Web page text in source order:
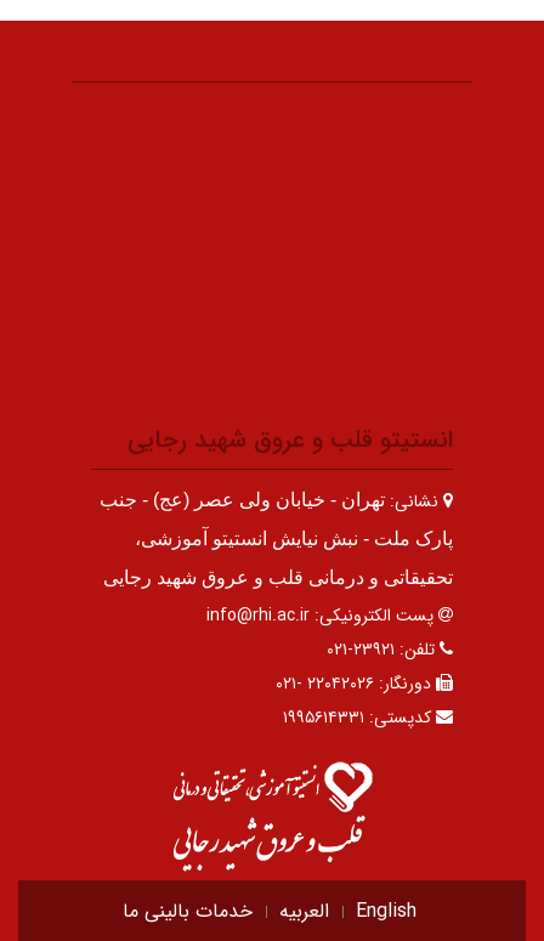
انستیتو قلب و عروق شهید رجایی
نشانی: تهران - خیابان ولی عصر (عج) - جنب
پارک ملت - نبش نیایش انستیتو آموزشی،
تحقیقاتی و درمانی قلب و عروق شهید رجایی
پست الکترونیکی: info@rhi.ac.ir
تلفن: ۲۳۹۲۱-۰۲۱
دورنگار: ۲۲۰۴۲۰۲۶ -۰۲۱
کدپستی: ۱۹۹۵۶۱۴۳۳۱
English العربیه خدمات بالینی ما